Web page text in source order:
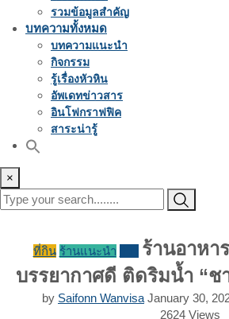
รวมข้อมูลสำคัญ
บทความทั้งหมด
บทความแนะนำ
กิจกรรม
รู้เรื่องหัวหิน
อัพเดทข่าวสาร
อินโฟกราฟฟิค
สาระน่ารู้
×
ที่กิน ร้านแนะนำ
ร้านอาหา
บรรยากาศดี ติดริมน้ำ “ช
by Saifonn Wanvisa January 30,
2624 Views